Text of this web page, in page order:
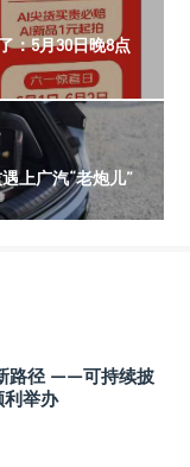
：5月30日晚8点
上广汽“老炮儿”
路径 ——可持续披
利举办